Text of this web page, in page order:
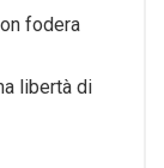
fodera
libertà di